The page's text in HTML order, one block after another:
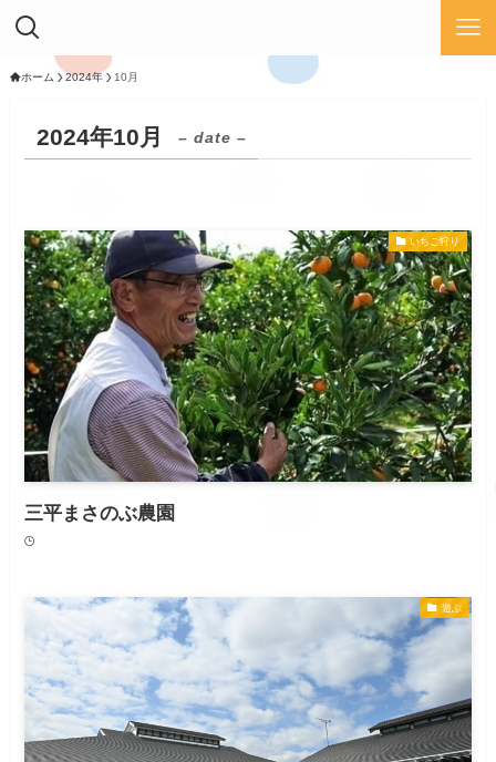
ホーム 2024年 10月
2024年10月 – date –
いちご狩り
三平まさのぶ農園
遊ぶ